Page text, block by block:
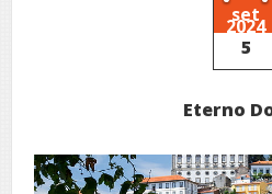
set
2024
5
Eterno